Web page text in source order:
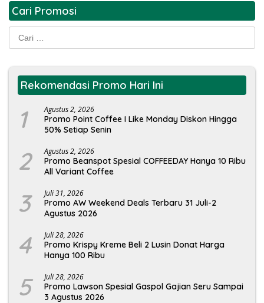
Cari Promosi
Cari
untuk:
Rekomendasi Promo Hari Ini
1 Agustus 2, 2026
Promo Point Coffee I Like Monday Diskon Hingga
50% Setiap Senin
2 Agustus 2, 2026
Promo Beanspot Spesial COFFEEDAY Hanya 10 Ribu
All Variant Coffee
3 Juli 31, 2026
Promo AW Weekend Deals Terbaru 31 Juli-2
Agustus 2026
4 Juli 28, 2026
Promo Krispy Kreme Beli 2 Lusin Donat Harga
Hanya 100 Ribu
5 Juli 28, 2026
Promo Lawson Spesial Gaspol Gajian Seru Sampai
3 Agustus 2026